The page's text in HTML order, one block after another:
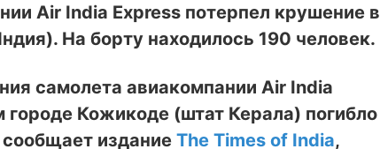
Air India Express потерпел крушение в
На борту находилось 190 человек.
самолета авиакомпании Air India
городе Кожикоде (штат Керала) погибло
издание The Times of India,